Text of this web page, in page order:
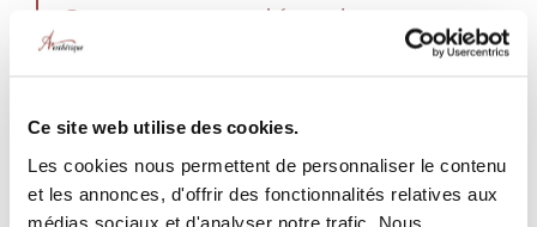
Ce site web utilise des cookies.
Les cookies nous permettent de personnaliser le contenu
et les annonces, d'offrir des fonctionnalités relatives aux
médias sociaux et d'analyser notre trafic. Nous
Comment se déroule
l’intervention ?
Le lifting des cuisses est réalisé sous anesthésie
générale.
Après avoir étudié la morphologie du patient, le